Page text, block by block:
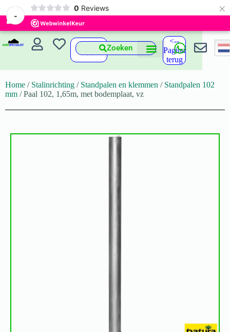
-
0 Reviews ×
Zoeken
<--
Pagina
terug
Home / Stalinrichting / Standpalen en klemmen / Standpalen 102
mm / Paal 102, 1,65m, met bodemplaat, vz